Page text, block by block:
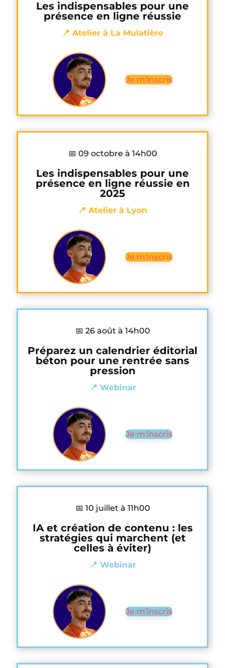
Les indispensables pour une
présence en ligne réussie
📍 Atelier à La Mulatière
Je m'inscris
📅 09 octobre à 14h00
Les indispensables pour une
présence en ligne réussie en
2025
📍 Atelier à Lyon
Je m'inscris
📅 26 août à 14h00
Préparez un calendrier éditorial
béton pour une rentrée sans
pression
📍 Webinar
Je m'inscris
📅 10 juillet à 11h00
IA et création de contenu : les
stratégies qui marchent (et
celles à éviter)
📍 Webinar
Je m'inscris